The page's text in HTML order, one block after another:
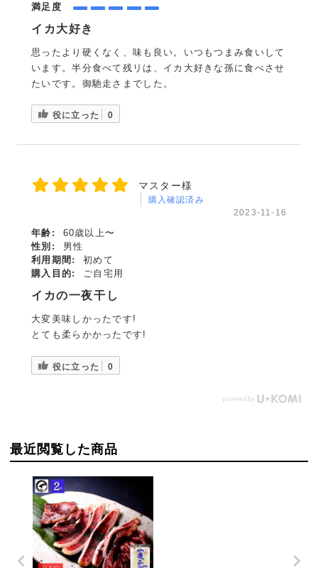
満足度
イカ大好き
思ったより硬くなく、味も良い。いつもつまみ食いして
います。半分食べて残リは、イカ大好きな孫に食べさせ
たいです。御馳走さまでした。
役に立った 0
マスター様
購入確認済み
2023-11-16
年齢:
60歳以上〜
性別:
男性
利用期間:
初めて
購入目的:
ご自宅用
イカの一夜干し
大変美味しかったです!
とても柔らかかったです!
役に立った 0
最近閲覧した商品